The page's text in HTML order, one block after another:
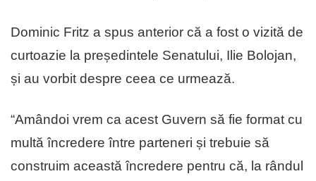
Dominic Fritz a spus anterior că a fost o vizită de
curtoazie la președintele Senatului, Ilie Bolojan,
și au vorbit despre ceea ce urmează.
“Amândoi vrem ca acest Guvern să fie format cu
multă încredere între parteneri și trebuie să
construim această încredere pentru că, la rândul